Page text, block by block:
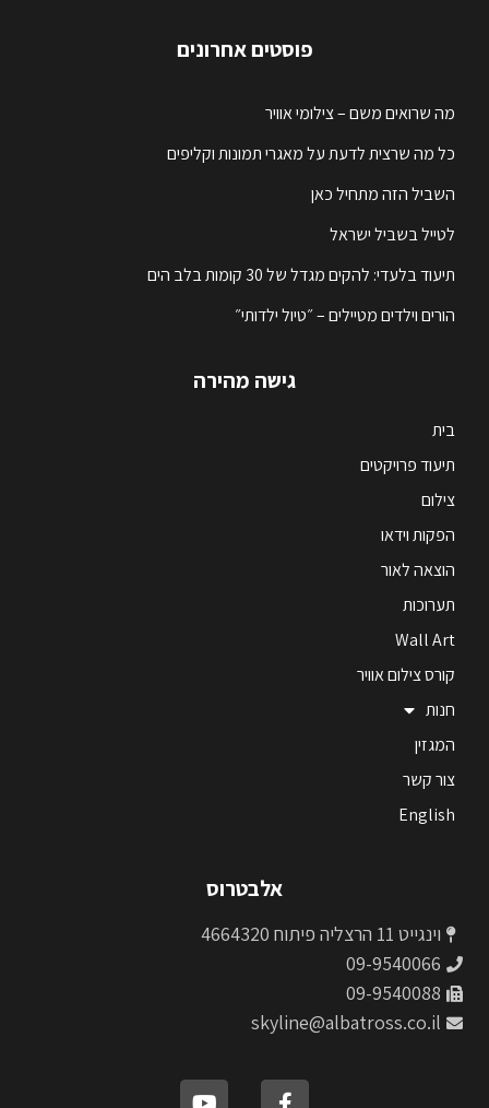
פוסטים אחרונים
מה שרואים משם – צילומי אוויר
כל מה שרצית לדעת על מאגרי תמונות וקליפים
השביל הזה מתחיל כאן
לטייל בשביל ישראל
תיעוד בלעדי: להקים מגדל של 30 קומות בלב הים
הורים וילדים מטיילים – ״טיול ילדותי״
גישה מהירה
בית
תיעוד פרויקטים
צילום
הפקות וידאו
הוצאה לאור
תערוכות
Wall Art
קורס צילום אוויר
חנות
המגזין
צור קשר
English
אלבטרוס
וינגייט 11 הרצליה פיתוח 4664320
09-9540066
09-9540088
skyline@albatross.co.il